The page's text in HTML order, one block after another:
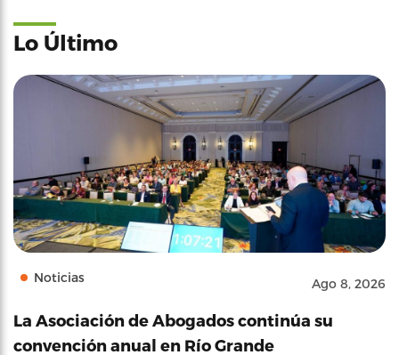
Lo Último
Noticias Ago 8, 2026
La Asociación de Abogados continúa su
convención anual en Río Grande